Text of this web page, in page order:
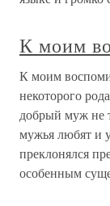
К моим
К моим
некоторого
добрый муж не
мужья любят и
преклонялся
особенным